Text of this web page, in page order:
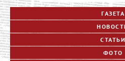
ГАЗЕТА
СТАТЬИ
ФОТО